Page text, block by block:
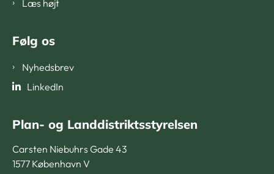
Læs højt
Følg os
Nyhedsbrev
LinkedIn
Plan- og Landdistriktsstyrelsen
Carsten Niebuhrs Gade 43
1577 København V